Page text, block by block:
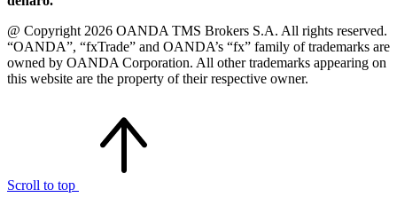
@ Copyright 2026 OANDA TMS Brokers S.A. All rights reserved.
“OANDA”, “fxTrade” and OANDA’s “fx” family of trademarks are
owned by OANDA Corporation. All other trademarks appearing on
this website are the property of their respective owner.
Scroll to top